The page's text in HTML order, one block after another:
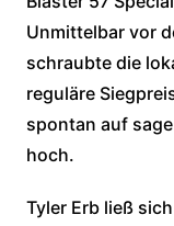
Unmittelbar vor
schraubte die
reguläre
spontan auf
hoch.
Tyler Erb ließ